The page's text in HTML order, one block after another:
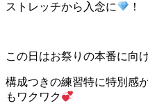
ストレッチから入念に ！
この日はお祭りの本番に向
構成つきの練習特に特別感
もワクワク